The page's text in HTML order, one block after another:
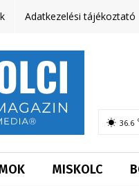
Adatkezelési tájékoztató
36.6
MISKOLC